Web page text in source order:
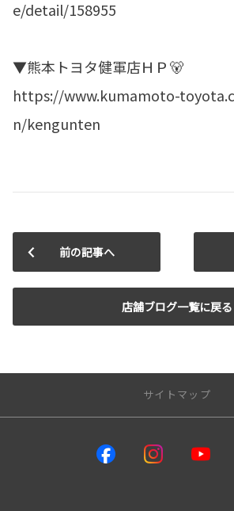
e/detail/158955
▼熊本トヨタ健軍店ＨＰ🐻
https://www.kumamoto-
n/kengunten
前の記事へ
店舗ブログ一覧に戻る
サイトマップ